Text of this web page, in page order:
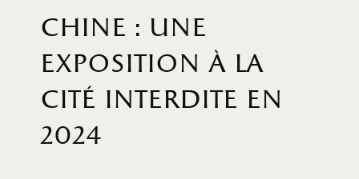
chine : une
exposition à la
cité interdite en
2024